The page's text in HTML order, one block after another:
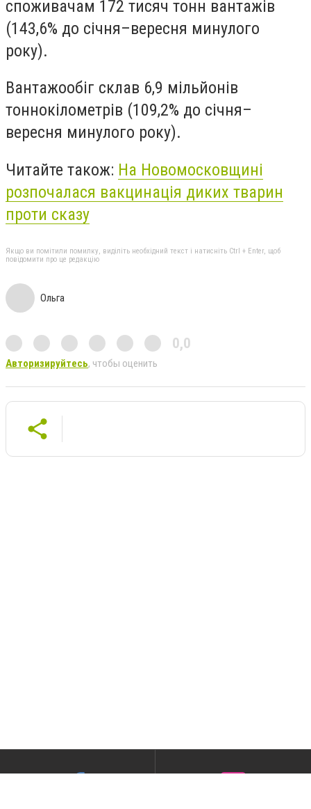
споживачам 172 тисяч тонн вантажів
(143,6% до січня–вересня минулого
року).
Вантажообіг склав 6,9 мільйонів
тоннокілометрів (109,2% до січня–
вересня минулого року).
Читайте також: На Новомосковщині
розпочалася вакцинація диких тварин
проти сказу
Якщо ви помітили помилку, виділіть необхідний текст і натисніть Ctrl + Enter, щоб
повідомити про це редакцію
Ольга
0,0
Авторизируйтесь, чтобы оценить